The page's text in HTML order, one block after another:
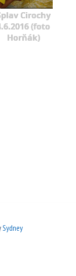
Cirochy
(foto
Horňák)
Sydney